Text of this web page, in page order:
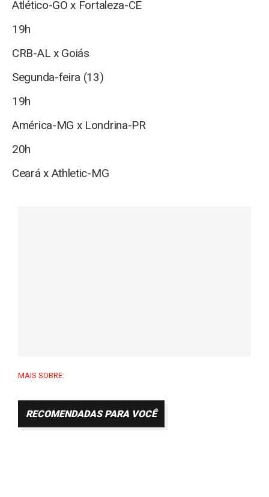
Atlético-GO x Fortaleza-CE
19h
CRB-AL x Goiás
Segunda-feira (13)
19h
América-MG x Londrina-PR
20h
Ceará x Athletic-MG
MAIS SOBRE:
RECOMENDADAS PARA VOCÊ